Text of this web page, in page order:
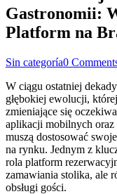
Gastronomii:
Platform na
Sin categoría0
W ciągu ostatniej
głębokiej ewolucji,
zmieniające się
aplikacji mobilnych oraz
muszą dostosować
na rynku. Jednym z
rola platform
zamawiania stolika, ale
obsługi gości.